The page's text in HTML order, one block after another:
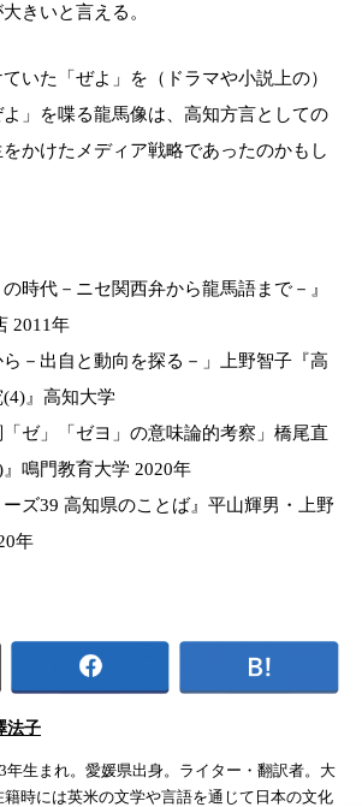
きいと言える。
いた「ぜよ」を（ドラマや小説上の）
」を喋る龍馬像は、高知方言としての
をかけたメディア戦略であったのかもし
の時代－ニセ関西弁から龍馬語まで－』
2011年
ら－出自と動向を探る－」上野智子『高
』高知大学
「ゼ」「ゼヨ」の意味論的考察」橋尾直
鳴門教育大学 2020年
ーズ39 高知県のことば』平山輝男・上野
年
法子
年生まれ。愛媛県出身。ライター・翻訳者。大
籍時には英米の文学や言語を通じて日本の文化